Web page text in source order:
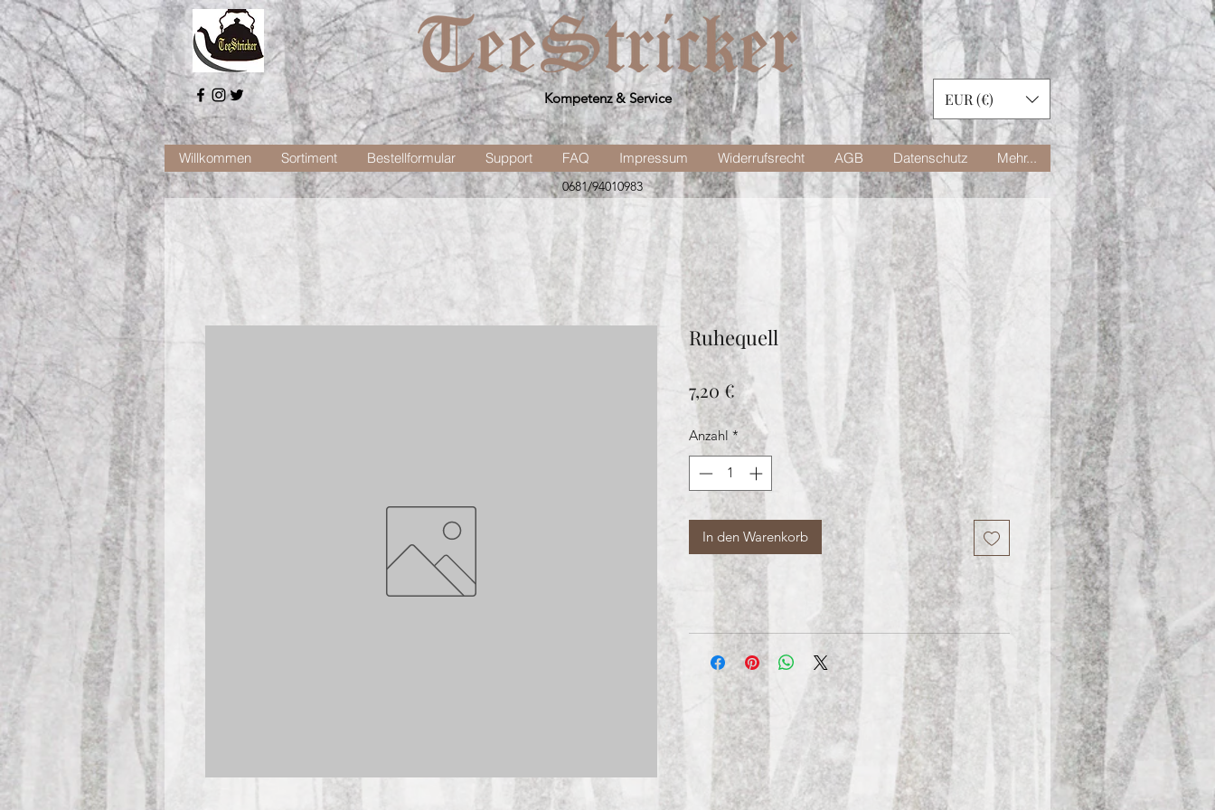
Kompetenz & Service EUR (€)
Willkommen Sortiment Bestellformular Support FAQ Impressum Widerrufsrecht AGB Datenschutz Mehr...
0681/94010983
Ruhequell
7,20 €Preis
Anzahl *
In den Warenkorb